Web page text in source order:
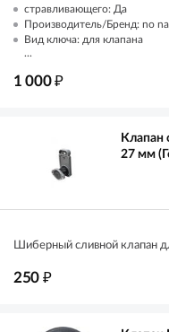
стравливающего: Да
Производитель/Бренд: no
Вид ключа: для клапана
...
1 000₽
Клапан
27 мм
Шиберный сливной клапан
250 ₽